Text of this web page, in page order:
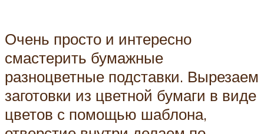
Очень просто и интересно
смастерить бумажные
разноцветные подставки. Вырезаем
заготовки из цветной бумаги в виде
цветов с помощью шаблона,